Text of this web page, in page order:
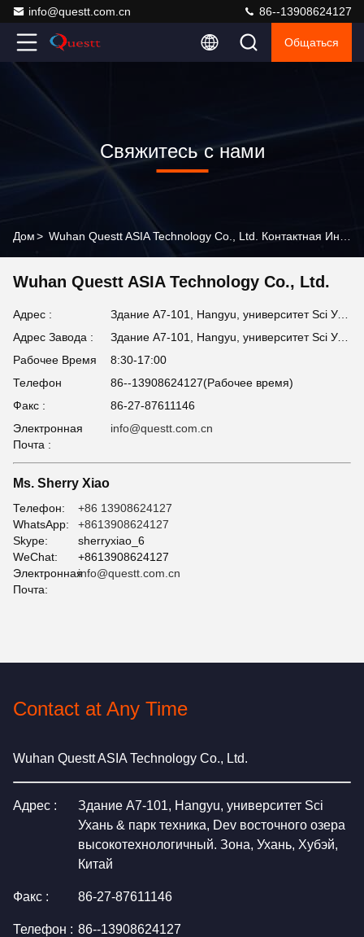
info@questt.com.cn 86--13908624127
Общаться
Свяжитесь с нами
Дом>
Wuhan Questt ASIA Technology Co., Ltd.
Адрес :
Здание A7-101, Hangyu, университет Sci Ухань & парк техника, Dev восточного озера высокотехнологичный. Зона, Ухань, Хубэй, Китай
Адрес Завода :
Здание A7-101, Hangyu, университет Sci Ухань & парк техника, Dev восточного озера высокотехнологичный. Зона, Ухань, Хубэй, Китай
Рабочее Время
8:30-17:00
Телефон
86--13908624127(Рабочее время)
Факс :
86-27-87611146
Электронная
Почта :
info@questt.com.cn
Ms. Sherry Xiao
Телефон:
+86 13908624127
WhatsApp:
+8613908624127
Skype:
sherryxiao_6
WeChat:
+8613908624127
Электронная
Почта:
info@questt.com.cn
Contact at Any Time
Wuhan Questt ASIA Technology Co., Ltd.
Адрес :
Здание A7-101, Hangyu, университет Sci
Ухань & парк техника, Dev восточного озера
высокотехнологичный. Зона, Ухань, Хубэй,
Китай
Факс : 86-27-87611146
Телефон : 86--13908624127